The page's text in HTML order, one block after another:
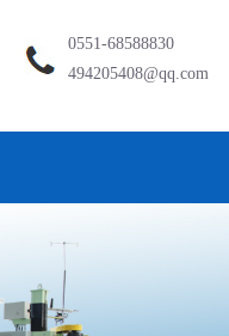
0551-68588830
494205408@qq.com